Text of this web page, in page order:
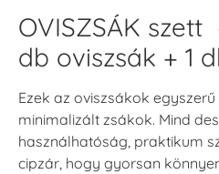
OVISZSÁK szett
db oviszsák + 1
Ezek az oviszsákok
minimalizált zsákok. Mind
használhatóság, praktikum
cipzár, hogy gyorsan